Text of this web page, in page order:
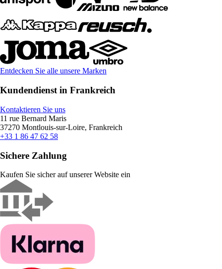
Entdecken Sie alle unsere Marken
Kundendienst in Frankreich
Kontaktieren Sie uns
11 rue Bernard Maris
37270 Montlouis-sur-Loire, Frankreich
+33 1 86 47 62 58
Sichere Zahlung
Kaufen Sie sicher auf unserer Website ein